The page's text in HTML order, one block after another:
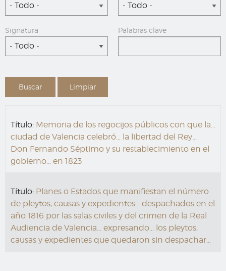
- Todo - - Todo -
Signatura
- Todo -
Palabras clave
Título: Memoria de los regocijos públicos con que la...
ciudad de Valencia celebró... la libertad del Rey...
Don Fernando Séptimo y su restablecimiento en el
gobierno... en 1823
Título: Planes o Estados que manifiestan el número
de pleytos, causas y expedientes... despachados en el
año 1816 por las salas civiles y del crimen de la Real
Audiencia de Valencia... expresando... los pleytos,
causas y expedientes que quedaron sin despachar...